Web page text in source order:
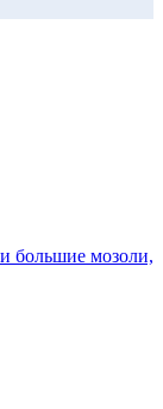
большие мозоли,